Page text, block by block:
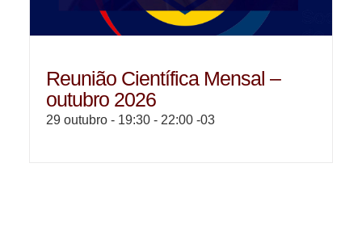
Reunião Científica Mensal –
outubro 2026
29 outubro - 19:30- 22:00 -03